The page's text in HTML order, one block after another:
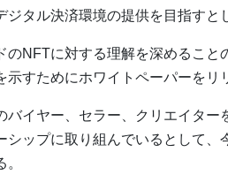
ジタル決済環境の提供を目指すと
のNFTに対する理解を深めること
すためにホワイトペーパーをリ
バイヤー、セラー、クリエイター
シップに取り組んでいるとして、